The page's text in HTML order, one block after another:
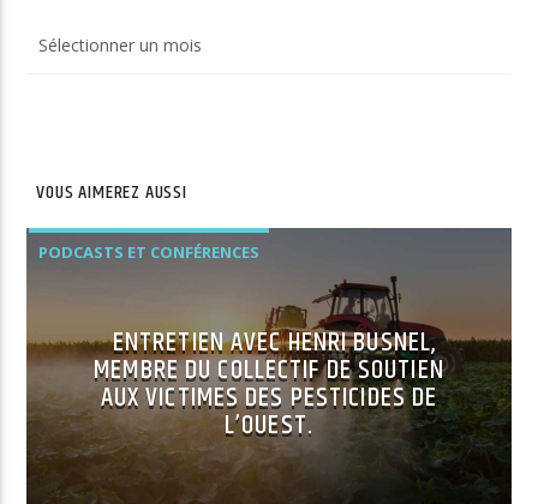
du
VOUS AIMEREZ AUSSI
PODCASTS ET CONFÉRENCES
ENTRETIEN AVEC HENRI BUSNEL,
MEMBRE DU COLLECTIF DE SOUTIEN
AUX VICTIMES DES PESTICIDES DE
L’OUEST.